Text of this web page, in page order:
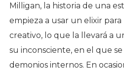
Milligan, la historia de una
empieza a usar un elixir
creativo, lo que la llevará a
su inconsciente, en el que
demonios internos. En